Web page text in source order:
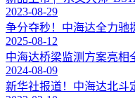
2023-08-29
争分夺秒！中海达全力驰
2025-08-12
中海达桥梁监测方案亮相
2024-08-09
新华社报道！中海达北斗